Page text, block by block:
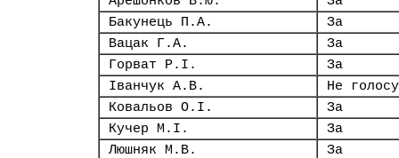
Бакунець П.А.
За
Вацак Г.А.
За
Горват Р.І.
За
Іванчук А.В.
Не
Ковальов О.І.
За
Кучер М.І.
За
Люшняк М.В.
За